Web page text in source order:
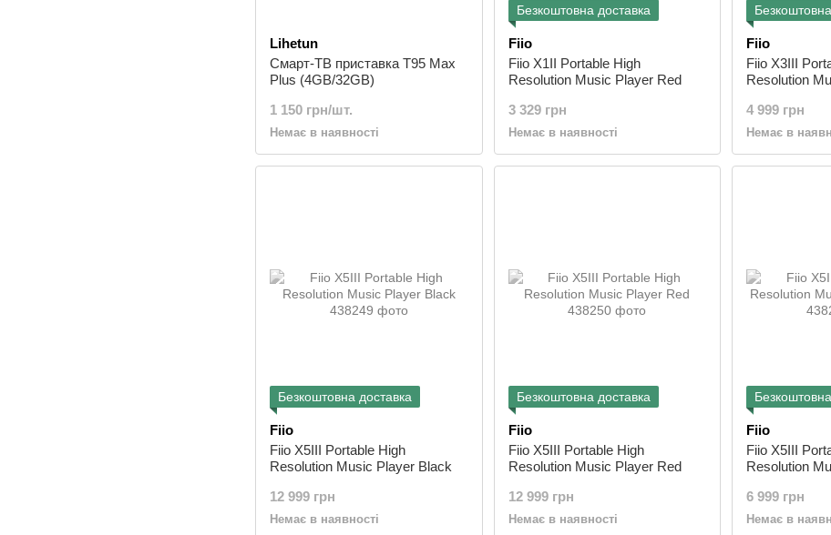
Lihetun
Смарт-ТВ приставка T95 Max
Plus (4GB/32GB)
1 150 грн/шт.
Немає в наявності
Безкоштовна доставка
Fiio
Fiio X1II Portable High
Resolution Music Player Red
3 329 грн
Немає в наявності
Fiio
Fiio X3III
Resolution
4 999 грн
Немає в
Безкоштовна доставка
Fiio
Fiio X5III Portable High
Resolution Music Player Black
12 999 грн
Немає в наявності
Безкоштовна доставка
Fiio
Fiio X5III Portable High
Resolution Music Player Red
12 999 грн
Немає в наявності
Fiio
Fiio X5III
Resolution
6 999 грн
Немає в